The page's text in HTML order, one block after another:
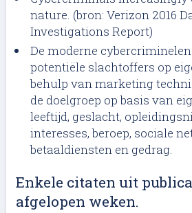
nature. (bron: Verizon 2016
Investigations Report)
De moderne
potentiële slachtoffers op
behulp van marketing
de doelgroep op basis van
leeftijd, geslacht,
interesses, beroep, sociale
betaaldiensten en gedrag.
Enkele citaten uit
afgelopen weken.